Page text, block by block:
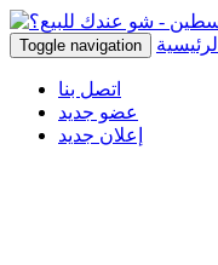
Toggle navigation الرئيسية
اتصل بنا
عضو جديد
إعلان جديد